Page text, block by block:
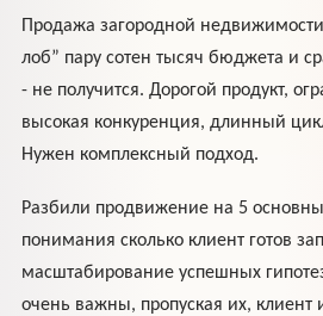
Продажа загородной
лоб” пару сотен тысяч бюджета и
- не получится. Дорогой продукт,
высокая конкуренция, длинный
Нужен комплексный подход.
Разбили продвижение на 5
понимания сколько клиент готов
масштабирование успешных
очень важны, пропуская их,